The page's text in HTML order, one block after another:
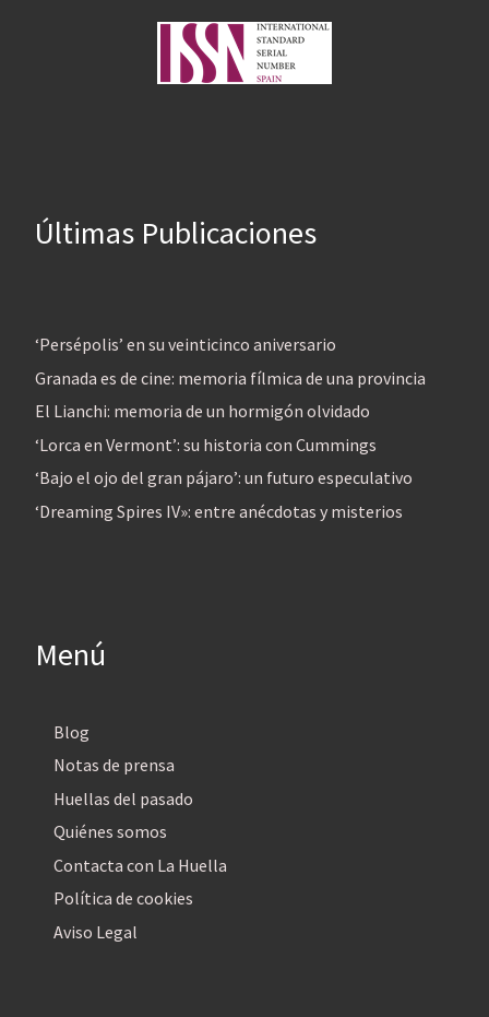
Últimas Publicaciones
‘Persépolis’ en su veinticinco aniversario
Granada es de cine: memoria fílmica de una provincia
El Lianchi: memoria de un hormigón olvidado
‘Lorca en Vermont’: su historia con Cummings
‘Bajo el ojo del gran pájaro’: un futuro especulativo
‘Dreaming Spires IV»: entre anécdotas y misterios
Menú
Blog
Notas de prensa
Huellas del pasado
Quiénes somos
Contacta con La Huella
Política de cookies
Aviso Legal